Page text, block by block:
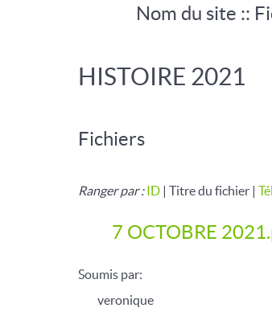
Nom du site ::
HISTOIRE 2021
Fichiers
Ranger par :ID | Titre du fichier |
7 OCTOBRE
Soumis par:
veronique